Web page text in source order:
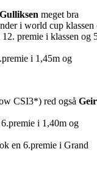
Gulliksen meget bra
i world cup klassen
premie i klassen og
i 1,45m og
CSI3*) red også Geir
i 1,40m og
en 6.premie i Grand